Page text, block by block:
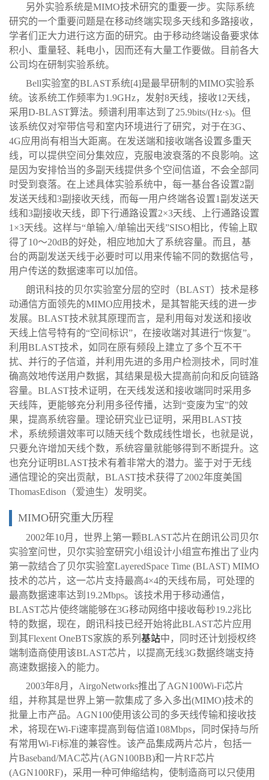
另外实验系统是MIMO技术研究的重要一步。实际系统
研究的一个重要问题是在移动终端实现多天线和多路接收，
学者们正大力进行这方面的研究。由于移动终端设备要求体
积小、重量轻、耗电小，因而还有大量工作要做。目前各大
公司均在研制实验系统。
Bell实验室的BLAST系统[4]是最早研制的MIMO实验系
统。该系统工作频率为1.9GHz，发射8天线，接收12天线，
采用D-BLAST算法。频谱利用率达到了25.9bits/(Hz·s)。但
该系统仅对窄带信号和室内环境进行了研究，对于在3G、
4G应用尚有相当大距离。在发送端和接收端各设置多重天
线，可以提供空间分集效应，克服电波衰落的不良影响。这
是因为安排恰当的多副天线提供多个空间信道，不会全部同
时受到衰落。在上述具体实验系统中，每一基台各设置2副
发送天线和3副接收天线，而每一用户终端各设置1副发送天
线和3副接收天线，即下行通路设置2×3天线、上行通路设置
1×3天线。这样与“单输入/单输出天线”SISO相比，传输上取
得了10～20dB的好处，相应地加大了系统容量。而且，基
台的两副发送天线于必要时可以用来传输不同的数据信号，
用户传送的数据速率可以加倍。
朗讯科技的贝尔实验室分层的空时（BLAST）技术是移
动通信方面领先的MIMO应用技术，是其智能天线的进一步
发展。BLAST技术就其原理而言，是利用每对发送和接收
天线上信号特有的“空间标识”，在接收端对其进行“恢复”。
利用BLAST技术，如同在原有频段上建立了多个互不干
扰、并行的子信道，并利用先进的多用户检测技术，同时准
确高效地传送用户数据，其结果是极大提高前向和反向链路
容量。BLAST技术证明，在天线发送和接收端同时采用多
天线阵，更能够充分利用多径传播，达到“变废为宝”的效
果，提高系统容量。理论研究业已证明，采用BLAST技
术，系统频谱效率可以随天线个数成线性增长，也就是说，
只要允许增加天线个数，系统容量就能够得到不断提升。这
也充分证明BLAST技术有着非常大的潜力。鉴于对于无线
通信理论的突出贡献，BLAST技术获得了2002年度美国
ThomasEdison（爱迪生）发明奖。
MIMO研究重大历程
2002年10月，世界上第一颗BLAST芯片在朗讯公司贝尔
实验室问世，贝尔实验室研究小组设计小组宣布推出了业内
第一款结合了贝尔实验室LayeredSpace Time (BLAST) MIMO
技术的芯片，这一芯片支持最高4×4的天线布局，可处理的
最高数据速率达到19.2Mbps。该技术用于移动通信，
BLAST芯片使终端能够在3G移动网络中接收每秒19.2兆比
特的数据，现在，朗讯科技已经开始将此BLAST芯片应用
到其Flexent OneBTS家族的系列 基站中，同时还计划授权终
端制造商使用该BLAST芯片，以提高无线3G数据终端支持
高速数据接入的能力。
2003年8月，AirgoNetworks推出了AGN100Wi-Fi芯片
组，并称其是世界上第一款集成了多入多出(MIMO)技术的
批量上市产品。AGN100使用该公司的多天线传输和接收技
术，将现在Wi-Fi速率提高到每信道108Mbps，同时保持与所
有常用Wi-Fi标准的兼容性。该产品集成两片芯片，包括一
片Baseband/MAC芯片(AGN100BB)和一片RF芯片
(AGN100RF)，采用一种可伸缩结构，使制造商可以只使用